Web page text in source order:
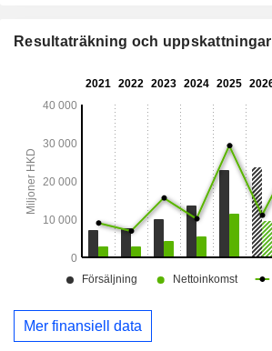
Resultaträkning och uppskattningar
Mer finansiell data